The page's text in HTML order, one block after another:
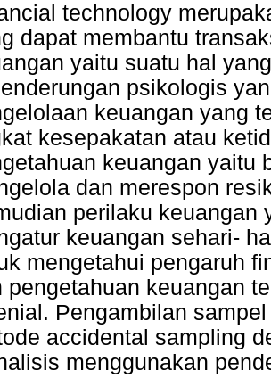
technology
dapat membantu
yaitu suatu hal
psikologis
keuangan yang
kesepakatan atau
keuangan yaitu
dan merespon
perilaku keuangan
keuangan sehari-
mengetahui pengaruh
pengetahuan keuangan
Pengambilan
accidental sampling
menggunakan